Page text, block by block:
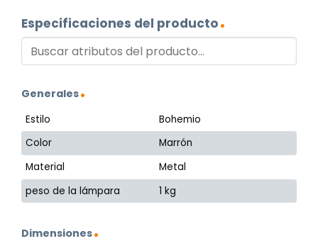
Especificaciones del producto
Generales
Estilo
Bohemio
Color
Marrón
Material
Metal
peso de la lámpara
1 kg
Dimensiones